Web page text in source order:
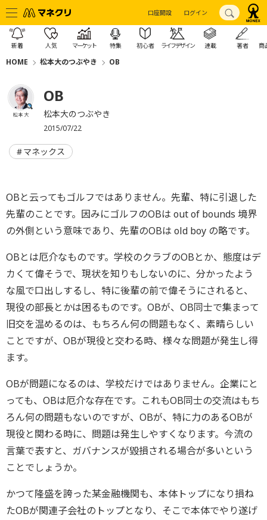
口座開設 ログイン
新着 人気 マーケット 特集 初心者 ライフデザイン 連載 著者 商
HOME 松本大のつぶやき OB
松本 大
OB
松本大のつぶやき
2015/07/22
マネックス
OBと云ってもゴルフではありません。先輩、特に引退した
先輩のことです。因みにゴルフのOBは out of bounds 境界
の外側という意味であり、先輩のOBは old boy の略です。
OBとは厄介なものです。学校のクラブのOBとか、態度はデ
カくて偉そうで、現状を知りもしないのに、分かったよう
な風で口出しするし、特に後輩の前で偉そうにされると、
現役の部長とかは困るものです。OBが、OB同士で集まって
旧交を温めるのは、もちろん何の問題もなく、素晴らしい
ことですが、OBが現役と交わる時、様々な問題が発生し得
ます。
OBが問題になるのは、学校だけではありません。企業にと
っても、OBは厄介な存在です。これもOB同士の交流はもち
ろん何の問題もないのですが、OBが、特に力のあるOBが
現役と関わる時に、問題は発生しやすくなります。今流の
言葉で表すと、ガバナンスが毀損される場合が多いという
ことでしょうか。
かつて隆盛を誇った某金融機関も、本体トップになり損ね
たOBが関連子会社のトップとなり、そこで本体でやり遂げ